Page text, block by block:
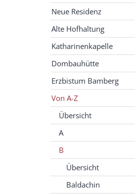
Neue Residenz
Alte Hofhaltung
Katharinenkapelle
Dombauhütte
Erzbistum Bamberg
Von A-Z
Übersicht
A
B
Übersicht
Baldachin